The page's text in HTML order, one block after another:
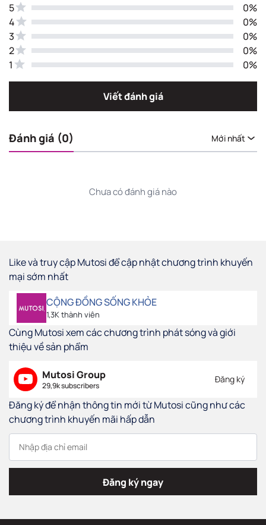
5
0%
4
0%
3
0%
2
0%
1
0%
Viết đánh giá
Đánh giá (0) Mới nhất
Chưa có đánh giá nào
Like và truy cập Mutosi để cập nhật chương trình khuyến
mại sớm nhất
CỘNG ĐỒNG SỐNG KHỎE
Cùng Mutosi xem các chương trình phát sóng và giới
Mutosi Group
29,9k subscribers
Đăng ký để nhận thông tin mới từ Mutosi cũng như các
chương trình khuyến mãi hấp dẫn